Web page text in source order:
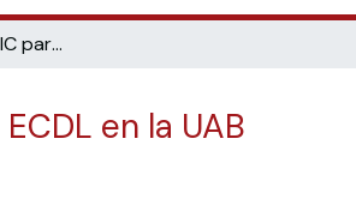
Competencias en TIC para alumnos no TIC. Experiencia ECDL en la UAB
en la UAB